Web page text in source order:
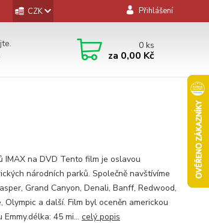
CZK Přihlášení
0ks
za 0,00 Kč
IMAX na DVD Tento film je oslavou
národních parků. Společně navštívíme
Grand Canyon, Denali, Banff, Redwood,
Olympic a další. Film byl oceněn americkou
45 mi... celý popis